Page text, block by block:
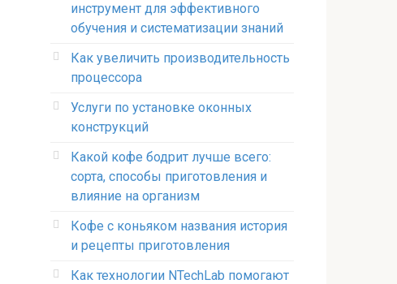
инструмент для эффективного
обучения и систематизации знаний
Как увеличить производительность
процессора
Услуги по установке оконных
конструкций
Какой кофе бодрит лучше всего:
сорта, способы приготовления и
влияние на организм
Кофе с коньяком названия история
и рецепты приготовления
Как технологии NTechLab помогают